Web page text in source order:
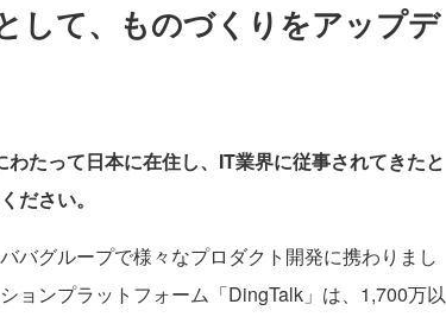
して、ものづくりをアップデ
たって日本に在住し、IT業界に従事されてきたと
ださい。
バグループで様々なプロダクト開発に携わりまし
ョンプラットフォーム「DingTalk」は、1,700万以